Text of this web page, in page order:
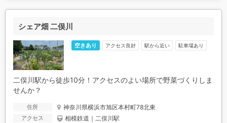
シェア畑 二俣川
空きあり アクセス良好 駅から近い 駐車場あり
二俣川駅から徒歩10分！アクセスのよい場所で野菜づくりしま
せんか？
住所 神奈川県横浜市旭区本村町78北東
アクセス 相模鉄道｜二俣川駅